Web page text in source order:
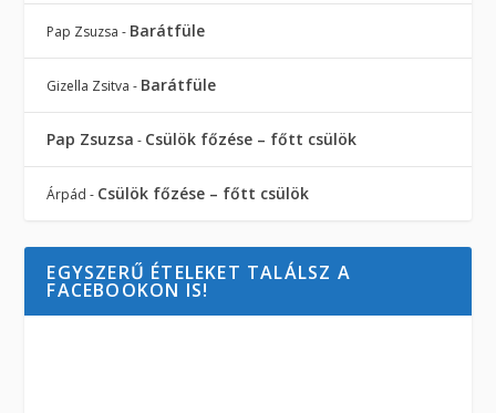
Pap Zsuzsa - Barátfüle
Gizella Zsitva - Barátfüle
Pap Zsuzsa - Csülök főzése – főtt csülök
Árpád - Csülök főzése – főtt csülök
EGYSZERŰ ÉTELEKET TALÁLSZ A
FACEBOOKON IS!